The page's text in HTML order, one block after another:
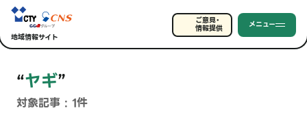
地域情報サイト
ご意見・
情報提供 メニュー
“ヤギ”
対象記事 : 1件